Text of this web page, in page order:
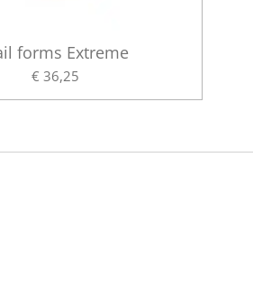
forms Extreme
€ 36,25